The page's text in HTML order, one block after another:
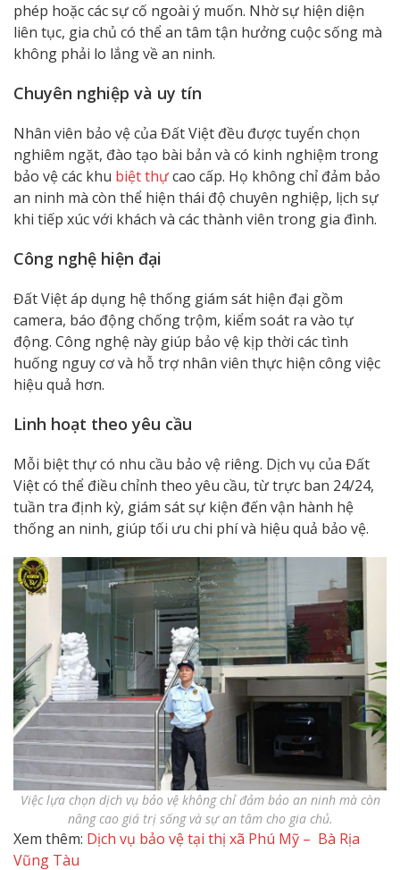
phép hoặc các sự cố ngoài ý muốn. Nhờ sự hiện diện
liên tục, gia chủ có thể an tâm tận hưởng cuộc sống mà
không phải lo lắng về an ninh.
Chuyên nghiệp và uy tín
Nhân viên bảo vệ của Đất Việt đều được tuyển chọn
nghiêm ngặt, đào tạo bài bản và có kinh nghiệm trong
bảo vệ các khu biệt thựcao cấp. Họ không chỉ đảm bảo
an ninh mà còn thể hiện thái độ chuyên nghiệp, lịch sự
khi tiếp xúc với khách và các thành viên trong gia đình.
Công nghệ hiện đại
Đất Việt áp dụng hệ thống giám sát hiện đại gồm
camera, báo động chống trộm, kiểm soát ra vào tự
động. Công nghệ này giúp bảo vệ kịp thời các tình
huống nguy cơ và hỗ trợ nhân viên thực hiện công việc
hiệu quả hơn.
Linh hoạt theo yêu cầu
Mỗi biệt thự có nhu cầu bảo vệ riêng. Dịch vụ của Đất
Việt có thể điều chỉnh theo yêu cầu, từ trực ban 24/24,
tuần tra định kỳ, giám sát sự kiện đến vận hành hệ
thống an ninh, giúp tối ưu chi phí và hiệu quả bảo vệ.
Việc lựa chọn dịch vụ bảo vệ không chỉ đảm bảo an ninh mà còn
nâng cao giá trị sống và sự an tâm cho gia chủ.
Xem thêm: Dịch vụ bảo vệ tại thị xã Phú Mỹ – Bà Rịa
Vũng Tàu